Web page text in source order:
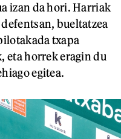
izan da hori. Harriak
bueltatzea
txapa
eta horrek eragin du
egitea.